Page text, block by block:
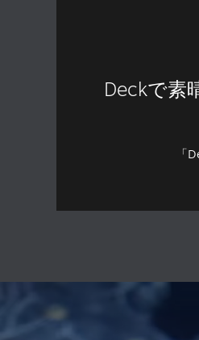
Deckで素
「